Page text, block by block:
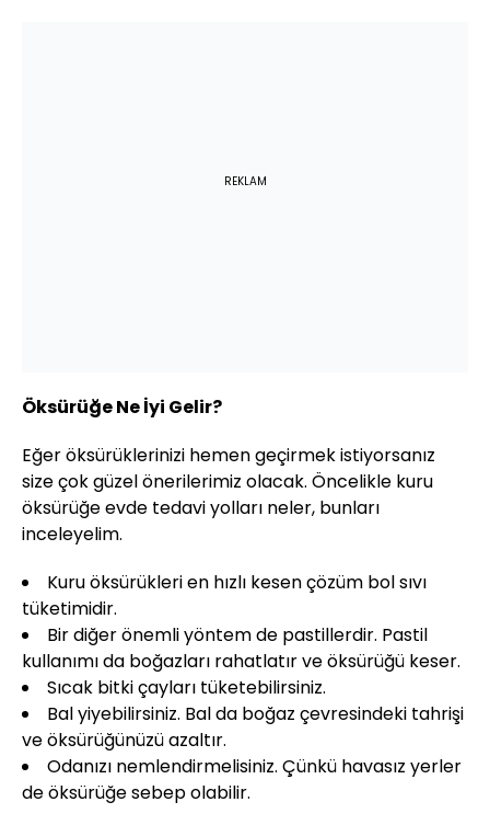
REKLAM
Öksürüğe Ne İyi Gelir?
Eğer öksürüklerinizi hemen geçirmek istiyorsanız
size çok güzel önerilerimiz olacak. Öncelikle kuru
öksürüğe evde tedavi yolları neler, bunları
inceleyelim.
Kuru öksürükleri en hızlı kesen çözüm bol sıvı
tüketimidir.
Bir diğer önemli yöntem de pastillerdir. Pastil
kullanımı da boğazları rahatlatır ve öksürüğü keser.
Sıcak bitki çayları tüketebilirsiniz.
Bal yiyebilirsiniz. Bal da boğaz çevresindeki tahrişi
ve öksürüğünüzü azaltır.
Odanızı nemlendirmelisiniz. Çünkü havasız yerler
de öksürüğe sebep olabilir.